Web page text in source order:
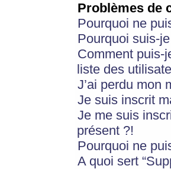
Problèmes de
Pourquoi ne
Pourquoi suis-
Comment puis-
liste des
J’ai perdu mon
Je suis inscrit
Je me suis
présent ?!
Pourquoi ne
A quoi sert